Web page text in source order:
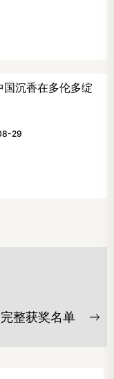
沉香在多伦多绽
29
整获奖名单